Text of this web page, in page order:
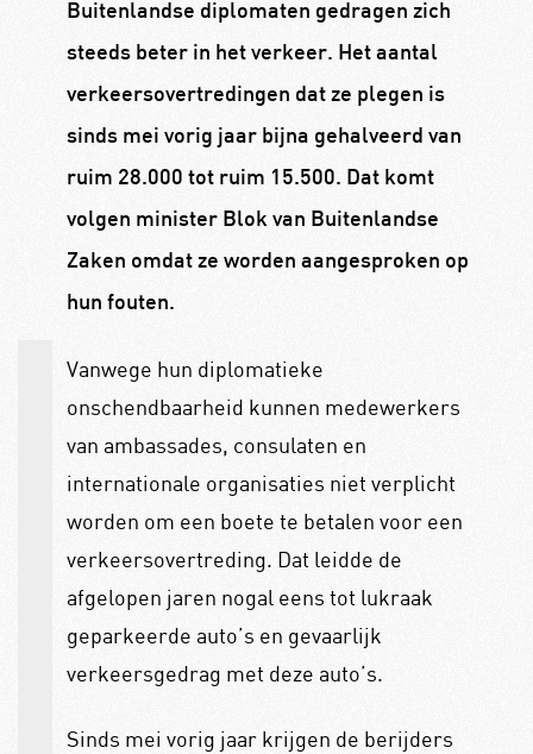
Buitenlandse diplomaten gedragen zich
steeds beter in het verkeer. Het aantal
verkeersovertredingen dat ze plegen is
sinds mei vorig jaar bijna gehalveerd van
ruim 28.000 tot ruim 15.500. Dat komt
volgen minister Blok van Buitenlandse
Zaken omdat ze worden aangesproken op
hun fouten.
Vanwege hun diplomatieke
onschendbaarheid kunnen medewerkers
van ambassades, consulaten en
internationale organisaties niet verplicht
worden om een boete te betalen voor een
verkeersovertreding. Dat leidde de
afgelopen jaren nogal eens tot lukraak
geparkeerde auto’s en gevaarlijk
verkeersgedrag met deze auto’s.
Sinds mei vorig jaar krijgen de berijders